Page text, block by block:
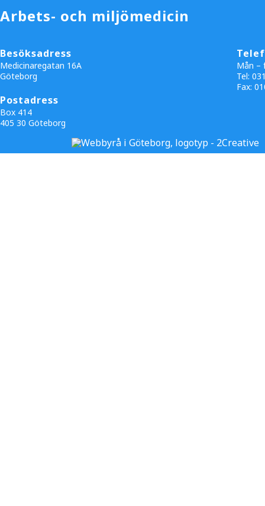
Arbets- och miljömedicin
Besöksadress
Medicinaregatan 16A
Göteborg
Postadress
Box 414
405 30 Göteborg
Mån –
Tel:
Fax: